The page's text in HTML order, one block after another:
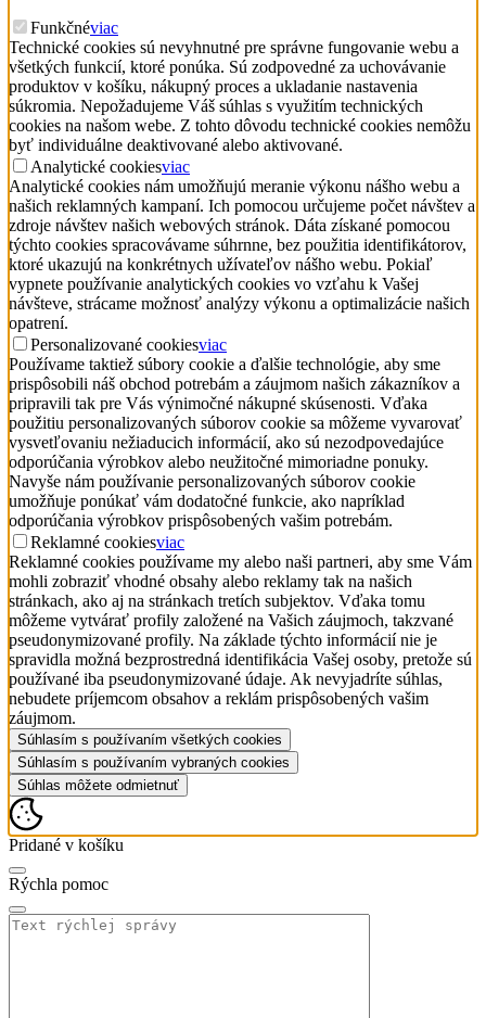
Funkčnéviac
Technické cookies sú nevyhnutné pre správne fungovanie webu a
všetkých funkcií, ktoré ponúka. Sú zodpovedné za uchovávanie
produktov v košíku, nákupný proces a ukladanie nastavenia
súkromia. Nepožadujeme Váš súhlas s využitím technických
cookies na našom webe. Z tohto dôvodu technické cookies nemôžu
byť individuálne deaktivované alebo aktivované.
Analytické cookiesviac
Analytické cookies nám umožňujú meranie výkonu nášho webu a
našich reklamných kampaní. Ich pomocou určujeme počet návštev a
zdroje návštev našich webových stránok. Dáta získané pomocou
týchto cookies spracovávame súhrnne, bez použitia identifikátorov,
ktoré ukazujú na konkrétnych užívateľov nášho webu. Pokiaľ
vypnete používanie analytických cookies vo vzťahu k Vašej
návšteve, strácame možnosť analýzy výkonu a optimalizácie našich
opatrení.
Personalizované cookiesviac
Používame taktiež súbory cookie a ďalšie technológie, aby sme
prispôsobili náš obchod potrebám a záujmom našich zákazníkov a
pripravili tak pre Vás výnimočné nákupné skúsenosti. Vďaka
použitiu personalizovaných súborov cookie sa môžeme vyvarovať
vysvetľovaniu nežiaducich informácií, ako sú nezodpovedajúce
odporúčania výrobkov alebo neužitočné mimoriadne ponuky.
Navyše nám používanie personalizovaných súborov cookie
umožňuje ponúkať vám dodatočné funkcie, ako napríklad
odporúčania výrobkov prispôsobených vašim potrebám.
Reklamné cookiesviac
Reklamné cookies používame my alebo naši partneri, aby sme Vám
mohli zobraziť vhodné obsahy alebo reklamy tak na našich
stránkach, ako aj na stránkach tretích subjektov. Vďaka tomu
môžeme vytvárať profily založené na Vašich záujmoch, takzvané
pseudonymizované profily. Na základe týchto informácií nie je
spravidla možná bezprostredná identifikácia Vašej osoby, pretože sú
používané iba pseudonymizované údaje. Ak nevyjadríte súhlas,
nebudete príjemcom obsahov a reklám prispôsobených vašim
záujmom.
Súhlasím s používaním všetkých cookies
Súhlasím s používaním vybraných cookies
Súhlas môžete odmietnuť
Pridané v košíku
Rýchla pomoc